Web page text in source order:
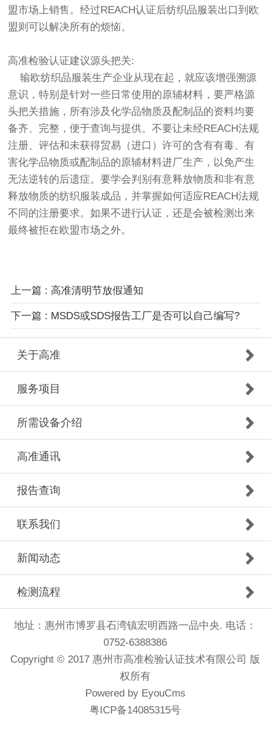
盟市场上销售。经过REACH认证后纺织品服装出口到欧
盟则可以解决所有的烦恼。
高准检验认证建议源头把关:
输欧纺织品服装生产企业从现在起，就应该增强溯源
意识，特别是针对一些日常使用的原辅材料，要严格源
头把关措施，所有涉及化学品物质及配制品的资料均要
备齐、完整，便于查询与提供。不要让未经REACH法规
注册、评估和未获得贸易（进口）许可的含有有毒、有
害化学品物质或配制品的原辅材料进厂生产，以免产生
无法逆转的后遗症。要学会判别有意释放物质和非有意
释放物质的纺织服装成品，并掌握如何适应REACH法规
不同的注册要求。如果不进行认证，还是会被检测出来
最终被拒在欧盟市场之外。
上一篇 : 高准清明节放假通知
下一篇 : MSDS或SDS报告工厂是否可以自己编写?
关于高准
服务项目
所需设备介绍
高准通讯
报告查询
联系我们
新闻动态
检测流程
地址：惠州市博罗县石湾镇宏明西路一品中央. 电话：
0752-6388386
Copyright © 2017 惠州市高准检验认证技术有限公司 版
权所有
Powered by EyouCms
粤ICP备14085315号